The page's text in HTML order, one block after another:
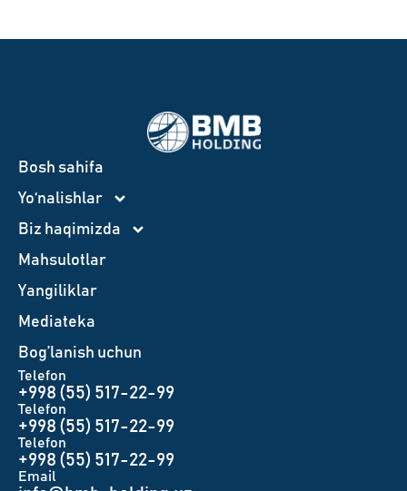
Bosh sahifa
Yo‘nalishlar
Biz haqimizda
Mahsulotlar
Yangiliklar
Mediateka
Bog’lanish uchun
Telefon
+998 (55) 517-22-99
Telefon
+998 (55) 517-22-99
Telefon
+998 (55) 517-22-99
Email